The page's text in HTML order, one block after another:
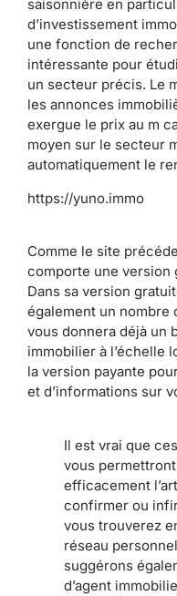
saisonnière en
d’investissement
une fonction de
intéressante pour
un secteur précis. Le
les annonces
exergue le prix au m
moyen sur le secteur
automatiquement le
https://yuno.immo
Comme le site
comporte une version
Dans sa version
également un
vous donnera déjà un
immobilier à l’échelle
la version payante
et d’informations sur
Il est vrai que
vous
efficacement
confirmer ou
vous trouverez
réseau
suggérons
d’agent